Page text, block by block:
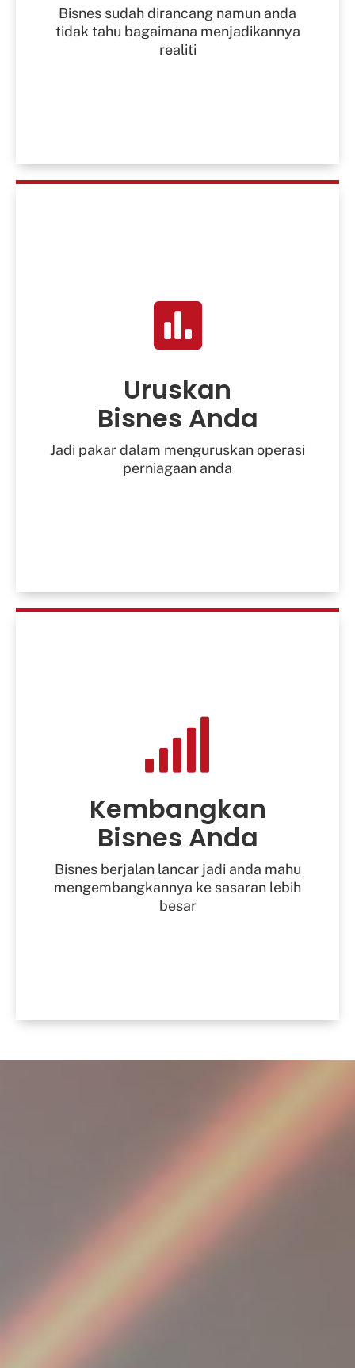
Bisnes sudah dirancang namun anda
tidak tahu bagaimana menjadikannya
realiti
Uruskan
Bisnes Anda
Jadi pakar dalam menguruskan operasi
perniagaan anda
Pemasaran Dan Jualan
Membayar Cukai
Kembangkan
Bisnes Anda
Bisnes berjalan lancar jadi anda mahu
mengembangkannya ke sasaran lebih
besar
Dapatkan Lebih Banyak Dana
Kembangkan Ke Lokasi Baru
Bina Usahasama Dengan Peniaga Lain